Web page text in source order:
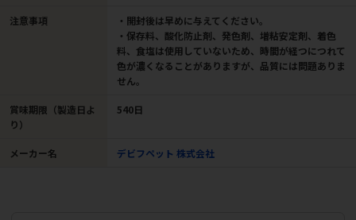
注意事項
・開封後は早めに与えてください。
・保存料、酸化防止剤、発色剤、増粘安定剤、着色
料、食塩は使用していないため、時間が経つにつれて
色が濃くなることがありますが、品質には問題ありま
せん。
賞味期限（製造日よ
り）
540日
メーカー名 デビフペット 株式会社